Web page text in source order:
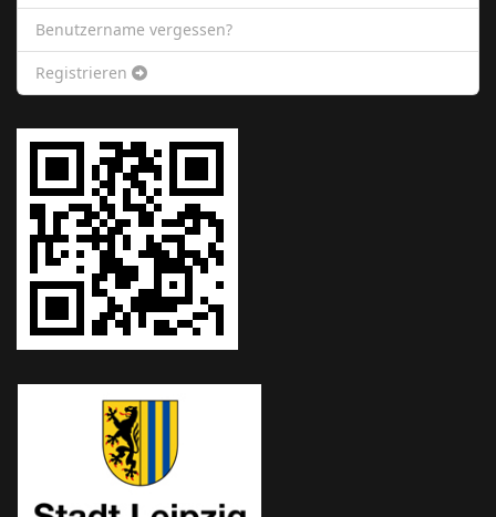
Benutzername vergessen?
Registrieren